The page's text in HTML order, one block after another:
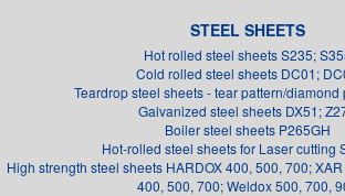
STEEL SHEETS
Hot rolled steel sheets S235;
Cold rolled steel sheets DC01;
Teardrop steel sheets - tear pattern/diamond
Galvanized steel sheets DX51;
Boiler steel sheets P265GH
Hot-rolled steel sheets for Laser cutting
High strength steel sheets HARDOX 400, 500, 700;
400, 500, 700; Weldox 500, 700,